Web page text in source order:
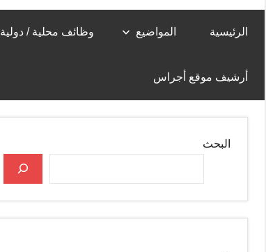
الرئيسية المواضيع وظائف محلية / دولية
أرشيف موقع أجراس
البحث